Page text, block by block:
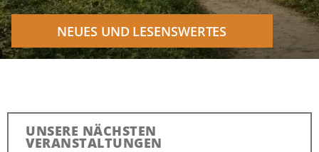
NEUES UND LESENSWERTES
UNSERE NÄCHSTEN
VERANSTALTUNGEN